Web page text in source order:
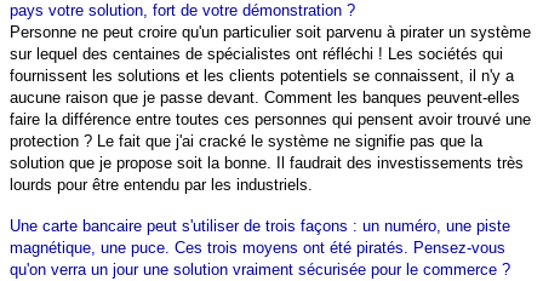
pays votre solution, fort de votre démonstration ?
Personne ne peut croire qu'un particulier soit parvenu à pirater un système
sur lequel des centaines de spécialistes ont réfléchi ! Les sociétés qui
fournissent les solutions et les clients potentiels se connaissent, il n'y a
aucune raison que je passe devant. Comment les banques peuvent-elles
faire la différence entre toutes ces personnes qui pensent avoir trouvé une
protection ? Le fait que j'ai cracké le système ne signifie pas que la
solution que je propose soit la bonne. Il faudrait des investissements très
lourds pour être entendu par les industriels.
Une carte bancaire peut s'utiliser de trois façons : un numéro, une piste
magnétique, une puce. Ces trois moyens ont été piratés. Pensez-vous
qu'on verra un jour une solution vraiment sécurisée pour le commerce ?